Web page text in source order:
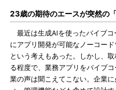
23歳の期待のエースが突然の
最近は生成AIを使ったバイブ
にアプリ開発が可能なノーコー
という考えもあった。しかし、
る程度で、業務アプリをバイブ
業の声は聞こえてこない。企業